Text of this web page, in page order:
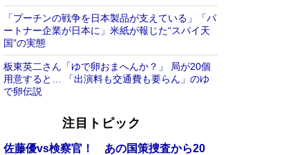
「プーチンの戦争を日本製品が支えている」「パ
ートナー企業が日本に」米紙が報じた“スパイ天
国”の実態
板東英二さん「ゆで卵おまへんか？」 局が20個
用意すると… 「出演料も交通費も要らん」のゆ
で卵伝説
注目トピック
佐藤優vs検察官！ あの国策捜査から20